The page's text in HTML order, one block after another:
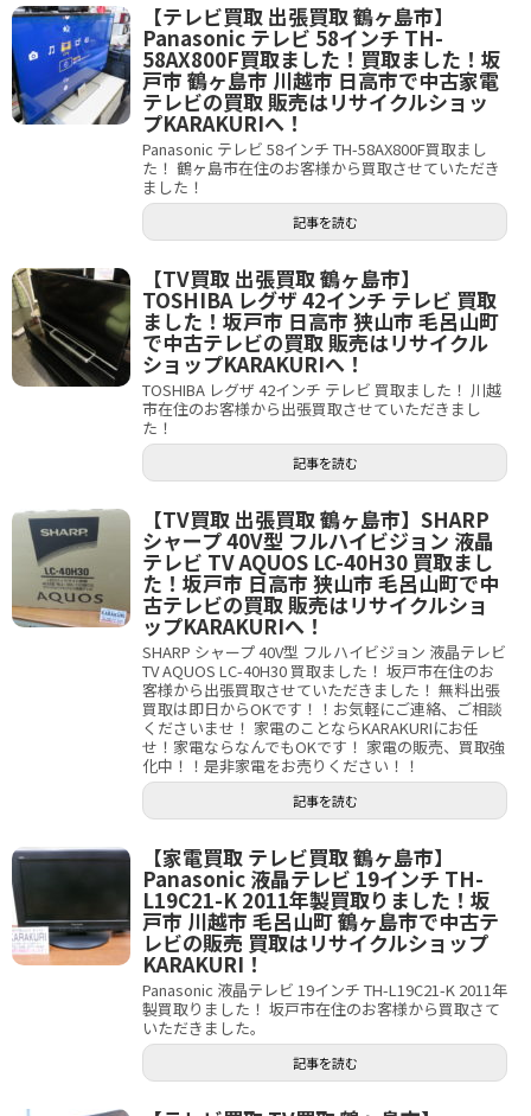
【テレビ買取 出張買取 鶴ヶ島市】
Panasonic テレビ 58インチ TH-
58AX800F買取ました！買取ました！坂
戸市 鶴ヶ島市 川越市 日高市で中古家電
テレビの買取 販売はリサイクルショッ
プKARAKURIへ！
Panasonic テレビ 58インチ TH-58AX800F買取まし
た！ 鶴ヶ島市在住のお客様から買取させていただき
ました！
記事を読む
【TV買取 出張買取 鶴ヶ島市】
TOSHIBA レグザ 42インチ テレビ 買取
ました！坂戸市 日高市 狭山市 毛呂山町
で中古テレビの買取 販売はリサイクル
ショップKARAKURIへ！
TOSHIBA レグザ 42インチ テレビ 買取ました！ 川越
市在住のお客様から出張買取させていただきまし
た！
記事を読む
【TV買取 出張買取 鶴ヶ島市】SHARP
シャープ 40V型 フルハイビジョン 液晶
テレビ TV AQUOS LC-40H30 買取まし
た！坂戸市 日高市 狭山市 毛呂山町で中
古テレビの買取 販売はリサイクルショ
ップKARAKURIへ！
SHARP シャープ 40V型 フルハイビジョン 液晶テレビ
TV AQUOS LC-40H30 買取ました！ 坂戸市在住のお
客様から出張買取させていただきました！ 無料出張
買取は即日からOKです！！お気軽にご連絡、ご相談
くださいませ！ 家電のことならKARAKURIにお任
せ！家電ならなんでもOKです！ 家電の販売、買取強
化中！！是非家電をお売りください！！
記事を読む
【家電買取 テレビ買取 鶴ヶ島市】
Panasonic 液晶テレビ 19インチ TH-
L19C21-K 2011年製買取りました！坂
戸市 川越市 毛呂山町 鶴ヶ島市で中古テ
レビの販売 買取はリサイクルショップ
KARAKURI！
Panasonic 液晶テレビ 19インチ TH-L19C21-K 2011年
製買取りました！ 坂戸市在住のお客様から買取さて
いただきました。
記事を読む